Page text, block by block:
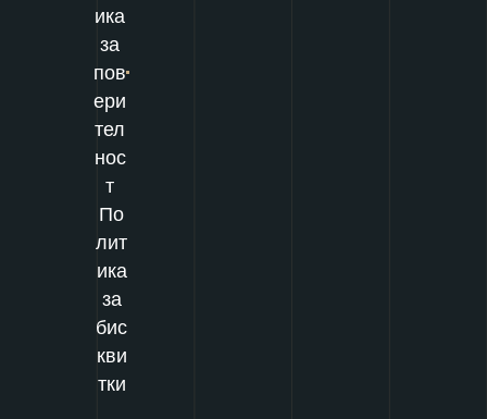
ика
за
пов
ери
тел
нос
т
По
лит
ика
за
бис
кви
тки